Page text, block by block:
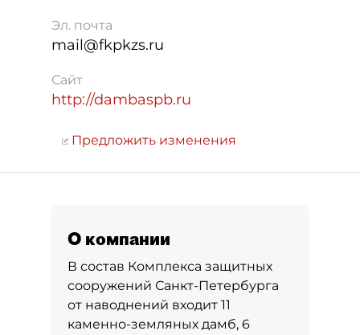
Эл. почта
mail@fkpkzs.ru
Сайт
http://dambaspb.ru
Предложить изменения
О компании
В состав Комплекса защитных
сооружений Санкт-Петербурга
от наводнений входит 11
каменно-земляных дамб, 6